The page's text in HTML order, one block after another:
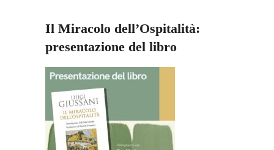
Il Miracolo dell’Ospitalità:
presentazione del libro